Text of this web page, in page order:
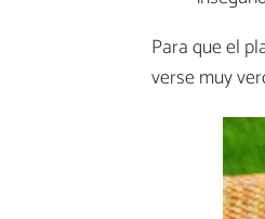
Para que el
verse muy